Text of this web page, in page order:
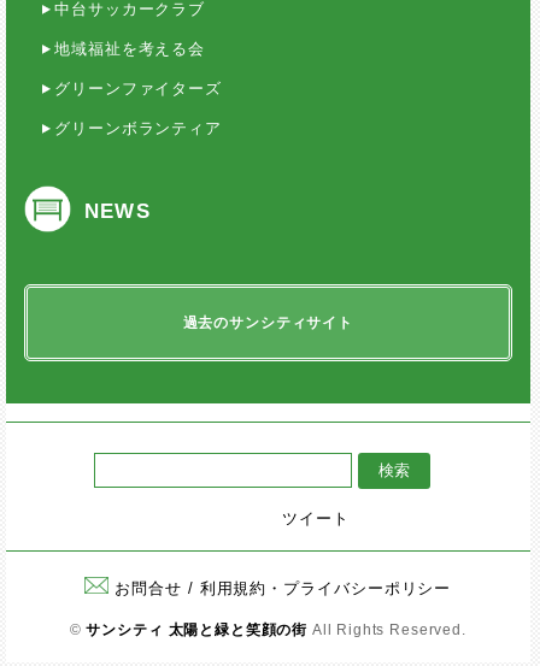
中台サッカークラブ
地域福祉を考える会
グリーンファイターズ
グリーンボランティア
NEWS
過去のサンシティサイト
ツイート
お問合せ / 利用規約・プライバシーポリシー
©サンシティ 太陽と緑と笑顔の街 All Rights Reserved.